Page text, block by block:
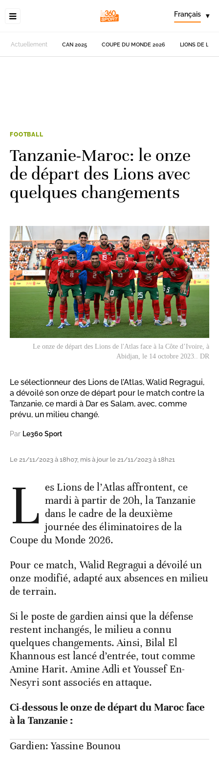
Français ▾
Actuellement CAN 2025 COUPE DU MONDE 2026 LIONS DE
FOOTBALL
Tanzanie-Maroc: le onze
de départ des Lions avec
quelques changements
Le onze de départ des Lions de l'Atlas face à la Côte d’Ivoire, à
Abidjan, le 14 octobre 2023.. DR
Le sélectionneur des Lions de l’Atlas, Walid Regragui,
a dévoilé son onze de départ pour le match contre la
Tanzanie, ce mardi à Dar es Salam, avec, comme
prévu, un milieu changé.
Par Le360 Sport
Le 21/11/2023 à 18h07, mis à jour le 21/11/2023 à 18h21
L es Lions de l’Atlas affrontent, ce
mardi à partir de 20h, la Tanzanie
dans le cadre de la deuxième
journée des éliminatoires de la
Coupe du Monde 2026.
Pour ce match, Walid Regragui a dévoilé un
onze modifié, adapté aux absences en milieu
de terrain.
Si le poste de gardien ainsi que la défense
restent inchangés, le milieu a connu
quelques changements. Ainsi, Bilal El
Khannous est lancé d’entrée, tout comme
Amine Harit. Amine Adli et Youssef En-
Nesyri sont associés en attaque.
Ci-dessous le onze de départ du Maroc face
à la Tanzanie :
Gardien: Yassine Bounou